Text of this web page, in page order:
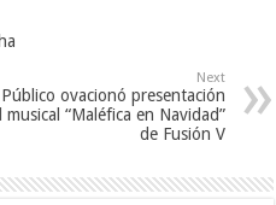
Next
Público ovacionó presentación
musical “Maléfica en Navidad”
de Fusión V